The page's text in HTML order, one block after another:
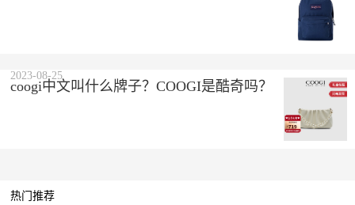
coogi中文叫什么牌子？COOGI是酷奇吗？
2023-08-25
热门推荐